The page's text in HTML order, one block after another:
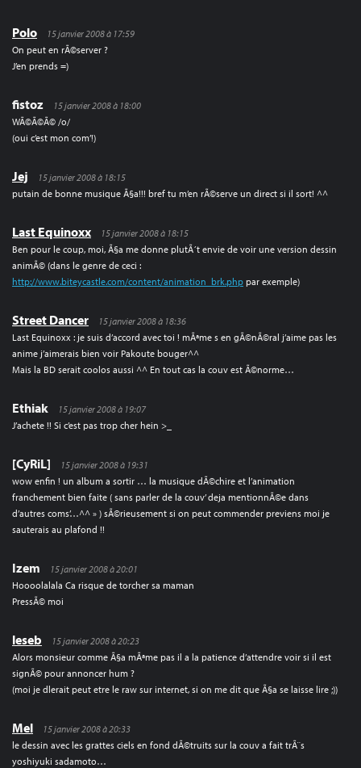
Polo
15 janvier 2008 à 17:59
On peut en rÃ©server ?
J’en prends =)
fistoz
15 janvier 2008 à 18:00
WÃ©Ã©Ã© /o/
(oui c’est mon com’!)
Jej
15 janvier 2008 à 18:15
putain de bonne musique Ã§a!!! bref tu m’en rÃ©serve un direct si il sort! ^^
Last Equinoxx
15 janvier 2008 à 18:15
Ben pour le coup, moi, Ã§a me donne plutÃ´t envie de voir une version dessin
animÃ© (dans le genre de ceci :
http://www.biteycastle.com/content/animation_brk.php par exemple)
Street Dancer
15 janvier 2008 à 18:36
Last Equinoxx : je suis d’accord avec toi ! mÃªme s en gÃ©nÃ©ral j’aime pas les
anime j’aimerais bien voir Pakoute bouger^^
Mais la BD serait coolos aussi ^^ En tout cas la couv est Ã©norme…
Ethiak
15 janvier 2008 à 19:07
J’achete !! Si c’est pas trop cher hein >_
[CyRiL]
15 janvier 2008 à 19:31
wow enfin ! un album a sortir … la musique dÃ©chire et l’animation
franchement bien faite ( sans parler de la couv’ deja mentionnÃ©e dans
d’autres coms’…^^ » ) sÃ©rieusement si on peut commender previens moi je
sauterais au plafond !!
Izem
15 janvier 2008 à 20:01
Hoooolalala Ca risque de torcher sa maman
PressÃ© moi
leseb
15 janvier 2008 à 20:23
Alors monsieur comme Ã§a mÃªme pas il a la patience d’attendre voir si il est
signÃ© pour annoncer hum ?
(moi je dlerait peut etre le raw sur internet, si on me dit que Ã§a se laisse lire ;))
Mel
15 janvier 2008 à 20:33
le dessin avec les grattes ciels en fond dÃ©truits sur la couv a fait trÃ¨s
yoshiyuki sadamoto…